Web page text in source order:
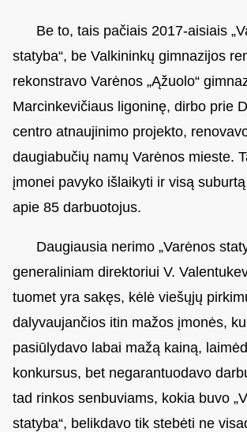
Be to, tais pačiais 2017-aisiais
statyba“, be Valkininkų gimnazijos
rekonstravo Varėnos „Ąžuolo“
Marcinkevičiaus ligoninę, dirbo prie
centro atnaujinimo projekto,
daugiabučių namų Varėnos mieste.
įmonei pavyko išlaikyti ir visą
apie 85 darbuotojus.
Daugiausia nerimo „Varėnos
generaliniam direktoriui V.
tuomet yra sakęs, kėlė viešųjų
dalyvaujančios itin mažos įmonės,
pasiūlydavo labai mažą kainą,
konkursus, bet negarantuodavo
tad rinkos senbuviams, kokia buvo
statyba“, belikdavo tik stebėti ne